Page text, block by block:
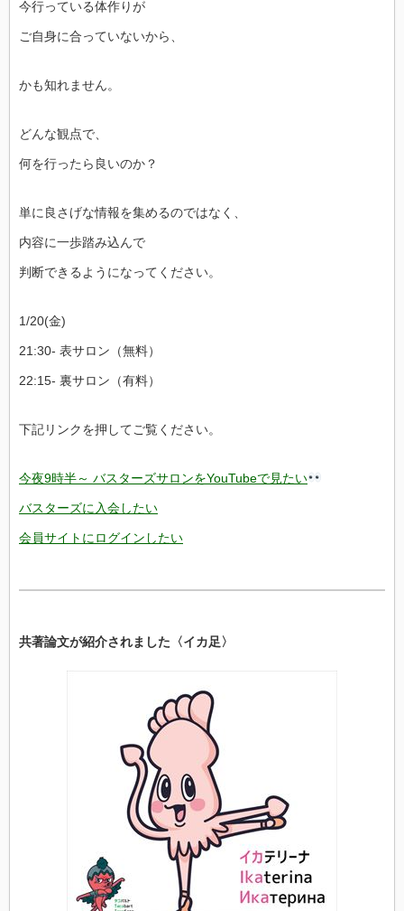
今行っている体作りが
ご自身に合っていないから、
かも知れません。
どんな観点で、
何を行ったら良いのか？
単に良さげな情報を集めるのではなく、
内容に一歩踏み込んで
判断できるようになってください。
1/20(金)
21:30- 表サロン（無料）
22:15- 裏サロン（有料）
下記リンクを押してご覧ください。
今夜9時半～ バスターズサロンをYouTubeで見たい
バスターズに入会したい
会員サイトにログインしたい
共著論文が紹介されました〈イカ足〉